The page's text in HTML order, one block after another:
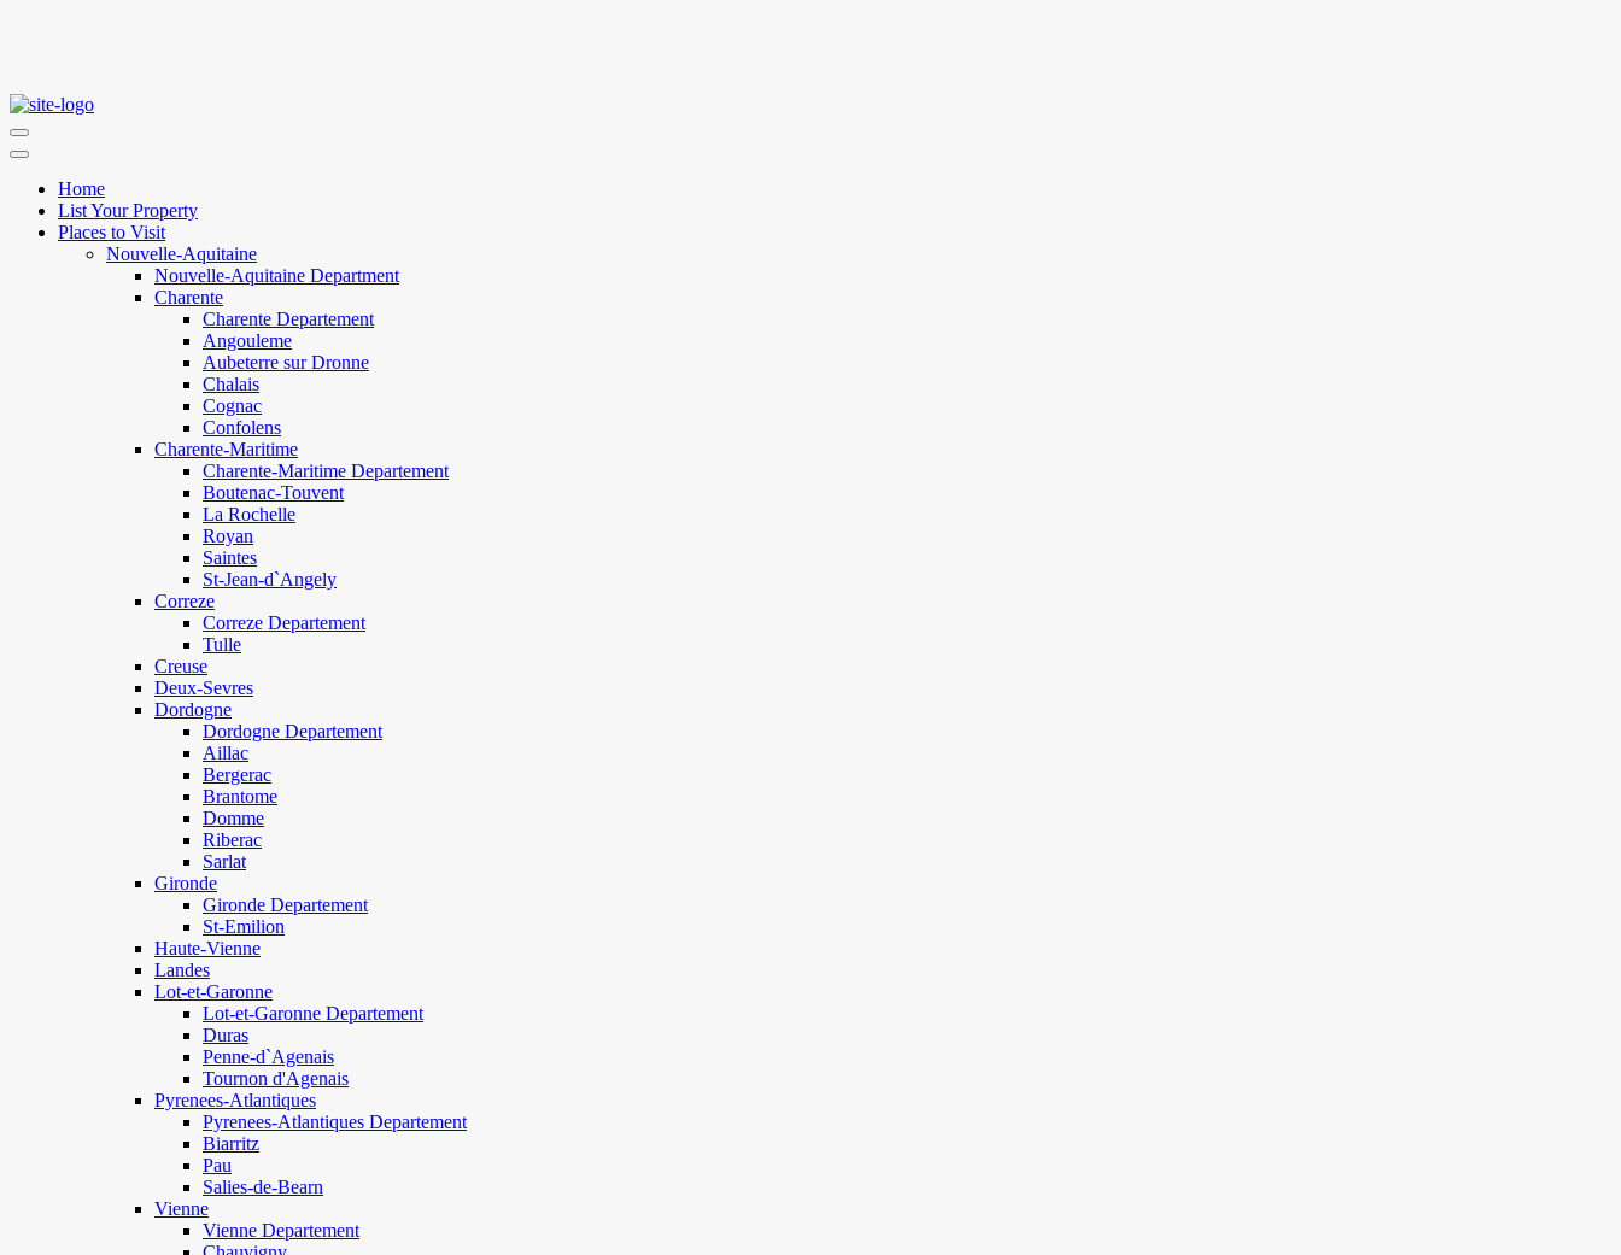
Home
List Your Property
Places to Visit
Nouvelle-Aquitaine
Nouvelle-Aquitaine Department
Charente
Charente Departement
Angouleme
Aubeterre sur Dronne
Chalais
Cognac
Confolens
Charente-Maritime
Charente-Maritime Departement
Boutenac-Touvent
La Rochelle
Royan
Saintes
St-Jean-d`Angely
Correze
Correze Departement
Tulle
Creuse
Deux-Sevres
Dordogne
Dordogne Departement
Aillac
Bergerac
Brantome
Domme
Riberac
Sarlat
Gironde
Gironde Departement
St-Emilion
Haute-Vienne
Landes
Lot-et-Garonne
Lot-et-Garonne Departement
Duras
Penne-d`Agenais
Tournon d'Agenais
Pyrenees-Atlantiques
Pyrenees-Atlantiques Departement
Biarritz
Pau
Salies-de-Bearn
Vienne
Vienne Departement